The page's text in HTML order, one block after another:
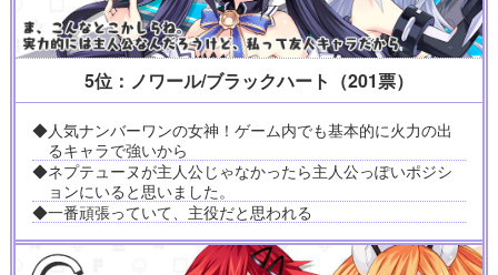
5位：ノワール/ブラックハート（201票）
◆人気ナンバーワンの女神！ゲーム内でも基本的に火力の出
るキャラで強いから
◆ネプテューヌが主人公じゃなかったら主人公っぽいポジシ
ョンにいると思いました。
◆一番頑張っていて、主役だと思われる